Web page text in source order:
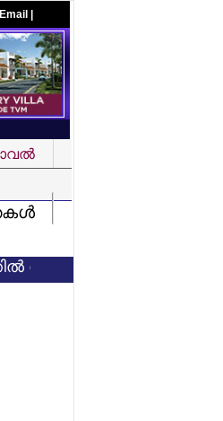
|
പൂര്‍ണരൂപത്തില്‍